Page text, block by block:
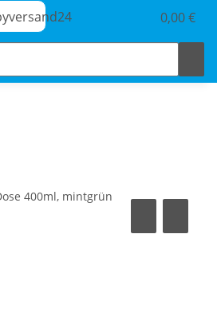
0,00 €